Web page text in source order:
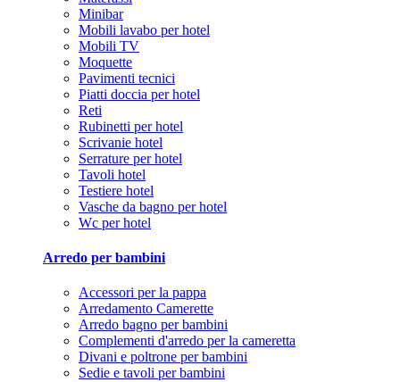
Minibar
Mobili lavabo per hotel
Mobili TV
Moquette
Pavimenti tecnici
Piatti doccia per hotel
Reti
Rubinetti per hotel
Scrivanie hotel
Serrature per hotel
Tavoli hotel
Testiere hotel
Vasche da bagno per hotel
Wc per hotel
Arredo per bambini
Accessori per la pappa
Arredamento Camerette
Arredo bagno per bambini
Complementi d'arredo per la cameretta
Divani e poltrone per bambini
Sedie e tavoli per bambini